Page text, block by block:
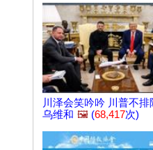
川泽会笑吟吟 川普不排
乌维和 🖼️ (68,417次)